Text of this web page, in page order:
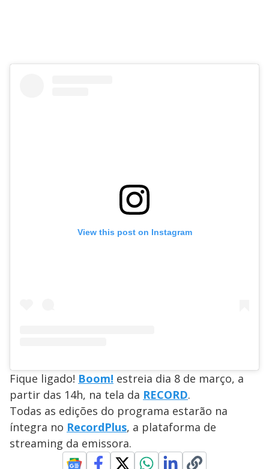
View this post on Instagram
Fique ligado! Boom! estreia dia 8 de março, a
partir das 14h, na tela da RECORD.
Todas as edições do programa estarão na
íntegra no RecordPlus, a plataforma de
streaming da emissora.